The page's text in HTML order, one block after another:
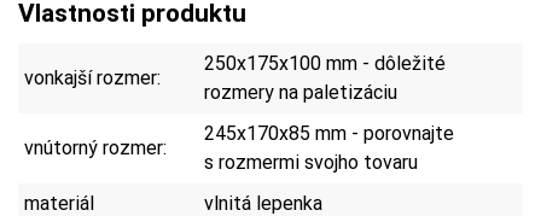
Vlastnosti produktu
vonkajší rozmer:
250x175x100 mm - dôležité
rozmery na paletizáciu
vnútorný rozmer:
245x170x85 mm - porovnajte
s rozmermi svojho tovaru
materiál
vlnitá lepenka